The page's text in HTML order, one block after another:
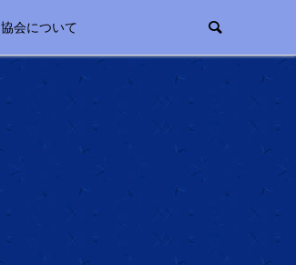
協会について